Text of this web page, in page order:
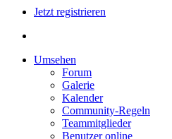
Jetzt registrieren
Umsehen
Forum
Galerie
Kalender
Community-Regeln
Teammitglieder
Benutzer online